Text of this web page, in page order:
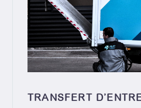
TRANSFERT